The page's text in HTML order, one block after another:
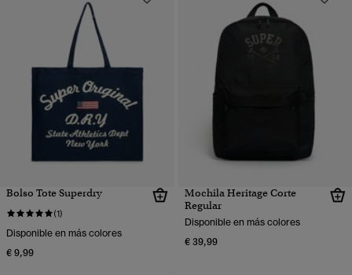
Bolso Tote Superdry
(1)
Disponible en más colores
€ 9,99
Mochila Heritage Corte
Regular
Disponible en más colores
€ 39,99